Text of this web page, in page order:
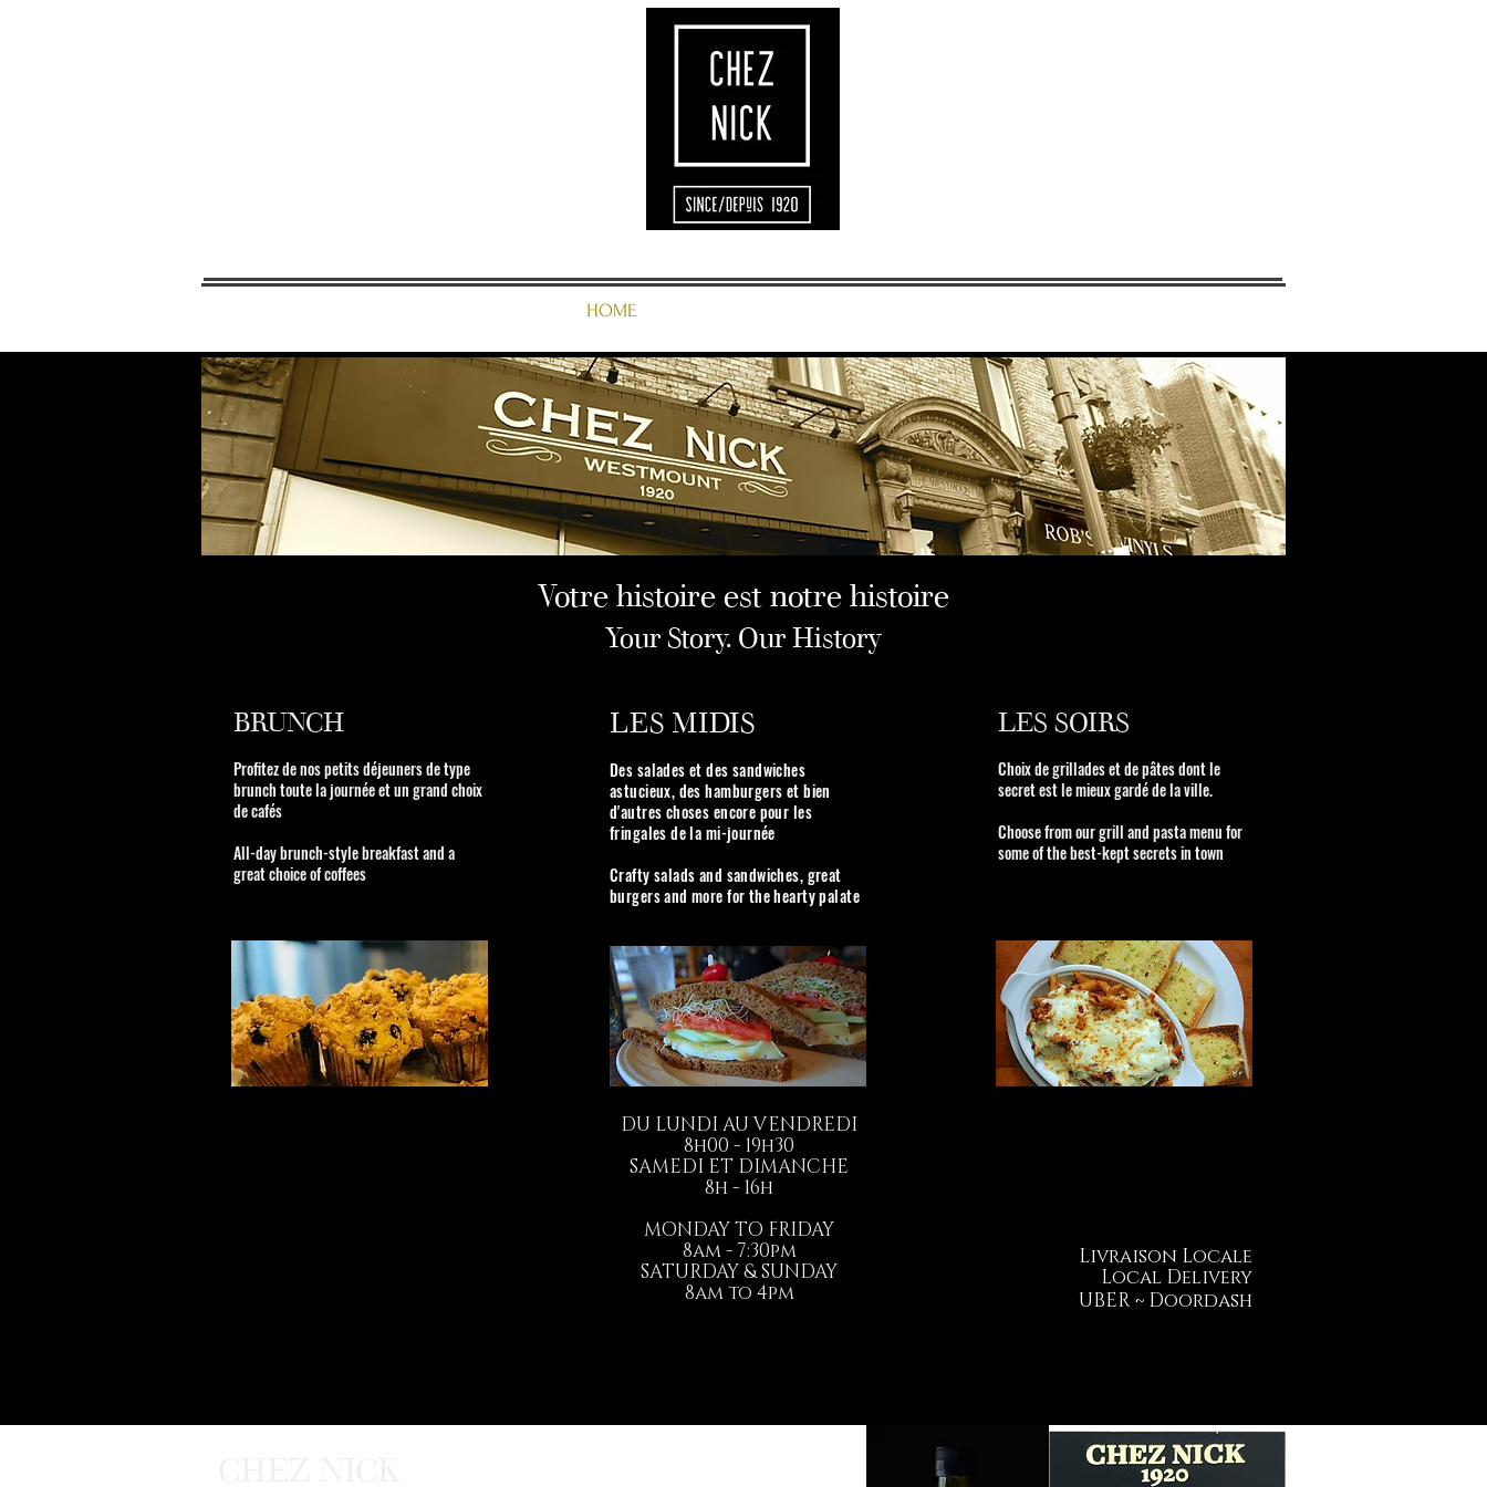
HOME
Votre histoire est notre histoire
Your Story. Our History
BRUNCH
Profitez de nos petits déjeuners de type
brunch toute la journée et un grand choix
de cafés
All-day brunch-style breakfast and a
great choice of coffees
LES MIDIS
Des salades et des sandwiches
astucieux, des hamburgers et bien
d'autres choses encore pour les
fringales de la mi-journée
Crafty salads and sandwiches, great
burgers and more for the hearty palate
DU LUNDI AU VENDREDI
8h00 - 19h30
SAMEDI ET DIMANCHE
8h - 16h
MONDAY TO FRIDAY
8am - 7:30pm
SATURDAY & SUNDAY
8am to 4pm
LES SOIRS
Choix de grillades et de pâtes dont le
secret est le mieux gardé de la ville.
Choose from our grill and pasta menu for
some of the best-kept secrets in town
Livraison Locale
Local Delivery
UBER ~ Doordash